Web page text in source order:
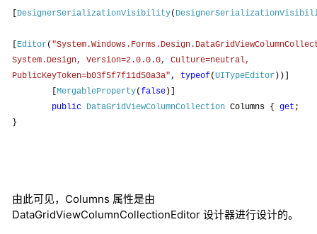
DesignerSerializationVisibility(
Editor(
System.Design, Version=2.0.0 .0, Culture=neutral,
PublicKeyToken=b03f5f7f11d50a3a", typeof(UITypeEditor ))]
MergableProperty(false )]
public DataGridViewColumnCollection Columns { get ;
}
由此可见，Columns 属性是由
DataGridViewColumnCollectionEditor 设计器进行设计的。